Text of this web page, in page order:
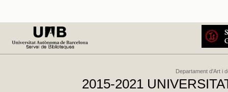
Departament d'Art i
2015-2021